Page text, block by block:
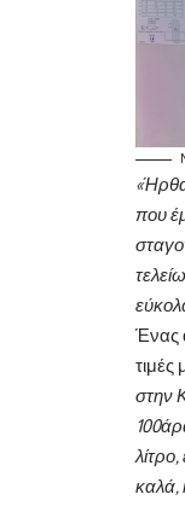
που
Ένας
τιμές
στην
καλά,